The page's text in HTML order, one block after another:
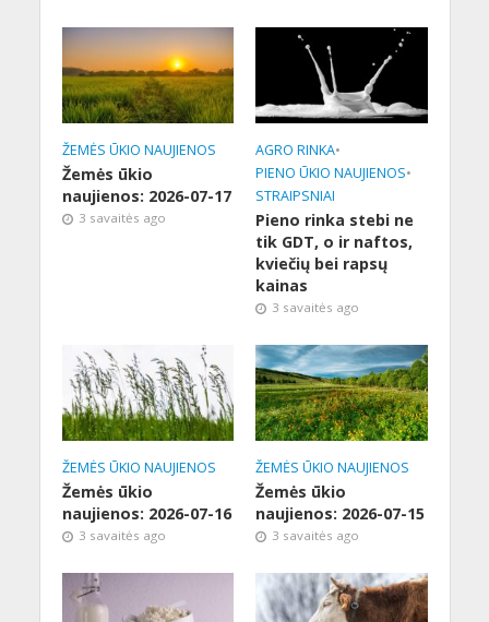
ŽEMĖS ŪKIO NAUJIENOS
Žemės ūkio
naujienos: 2026-07-17
3 savaitės ago
AGRO RINKA•
PIENO ŪKIO NAUJIENOS•
STRAIPSNIAI
Pieno rinka stebi ne
tik GDT, o ir naftos,
kviečių bei rapsų
kainas
3 savaitės ago
ŽEMĖS ŪKIO NAUJIENOS
Žemės ūkio
naujienos: 2026-07-16
3 savaitės ago
ŽEMĖS ŪKIO NAUJIENOS
Žemės ūkio
naujienos: 2026-07-15
3 savaitės ago